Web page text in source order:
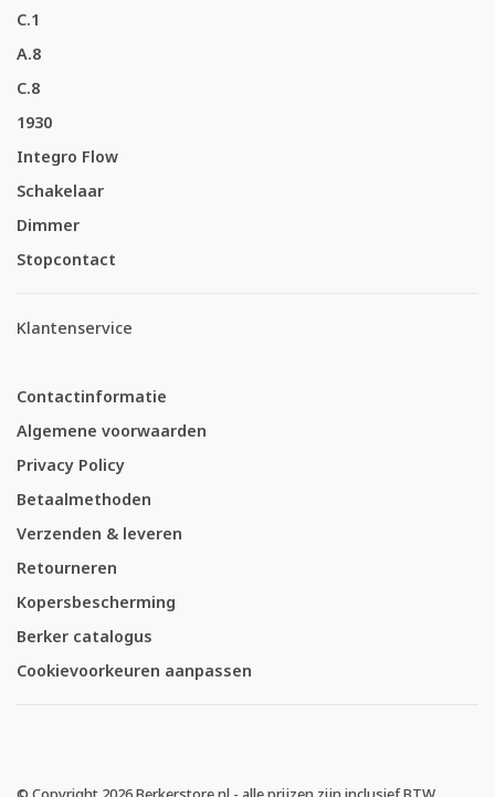
C.1
A.8
C.8
1930
Integro Flow
Schakelaar
Dimmer
Stopcontact
Klantenservice
Contactinformatie
Algemene voorwaarden
Privacy Policy
Betaalmethoden
Verzenden & leveren
Retourneren
Kopersbescherming
Berker catalogus
Cookievoorkeuren aanpassen